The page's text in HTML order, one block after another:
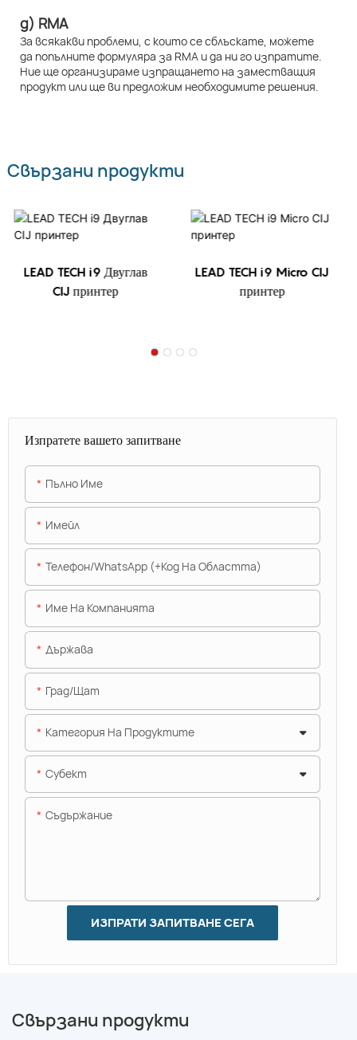
д) RMA
За всякакви проблеми, с които се сблъскате, можете
да попълните формуляра за RMA и да ни го изпратите.
Ние ще организираме изпращането на заместващия
продукт или ще ви предложим необходимите решения.
Свързани продукти
LEAD TECH i9 Двуглав
CIJ принтер
LEAD TECH i9 Micro CIJ
принтер
Изпратете вашето запитване
Пълно Име
Имейл
Телефон/WhatsApp (+Код На Областта)
Име На Компанията
Държава
Град/щат
Категория На Продуктите
Субект
Съдържание
ИЗПРАТИ ЗАПИТВАНЕ СЕГА
Свързани продукти